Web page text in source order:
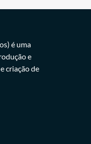
é uma
e
criação de